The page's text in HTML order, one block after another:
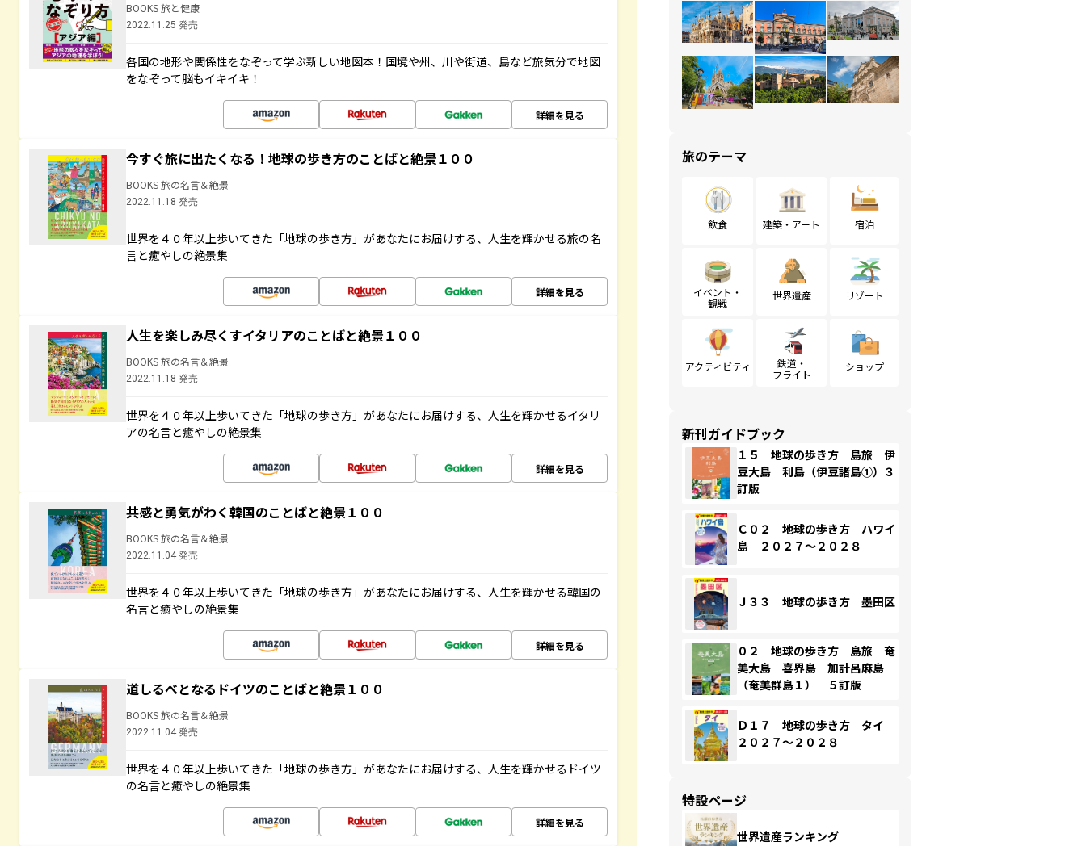
BOOKS 旅と健康
2022.11.25 発売
各国の地形や関係性をなぞって学ぶ新しい地図本！国境や州、川や街道、島など旅気分で地図
をなぞって脳もイキイキ！
詳細を見る
今すぐ旅に出たくなる！地球の歩き方のことばと絶景１００
BOOKS 旅の名言＆絶景
2022.11.18 発売
世界を４０年以上歩いてきた「地球の歩き方」があなたにお届けする、人生を輝かせる旅の名
言と癒やしの絶景集
詳細を見る
人生を楽しみ尽くすイタリアのことばと絶景１００
BOOKS 旅の名言＆絶景
2022.11.18 発売
世界を４０年以上歩いてきた「地球の歩き方」があなたにお届けする、人生を輝かせるイタリ
アの名言と癒やしの絶景集
詳細を見る
共感と勇気がわく韓国のことばと絶景１００
BOOKS 旅の名言＆絶景
2022.11.04 発売
世界を４０年以上歩いてきた「地球の歩き方」があなたにお届けする、人生を輝かせる韓国の
名言と癒やしの絶景集
詳細を見る
道しるべとなるドイツのことばと絶景１００
BOOKS 旅の名言＆絶景
2022.11.04 発売
世界を４０年以上歩いてきた「地球の歩き方」があなたにお届けする、人生を輝かせるドイツ
の名言と癒やしの絶景集
詳細を見る
旅のテーマ
飲食 建築・アート 宿泊
イベント・
観戦
世界遺産 リゾート
アクティビティ
鉄道・
フライト
ショップ
新刊ガイドブック
１５ 地球の歩き方 島旅 伊
豆大島 利島（伊豆諸島①）３
訂版
Ｃ０２ 地球の歩き方 ハワイ
島 ２０２７～２０２８
Ｊ３３ 地球の歩き方 墨田区
０２ 地球の歩き方 島旅 奄
美大島 喜界島 加計呂麻島
（奄美群島１） ５訂版
Ｄ１７ 地球の歩き方 タイ
２０２７～２０２８
特設ページ
世界遺産ランキング